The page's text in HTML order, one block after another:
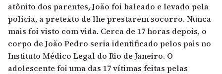
atônito dos parentes, João foi baleado e levado pela
polícia, a pretexto de lhe prestarem socorro. Nunca
mais foi visto com vida. Cerca de 17 horas depois, o
corpo de João Pedro seria identificado pelos pais no
Instituto Médico Legal do Rio de Janeiro. O
adolescente foi uma das 17 vítimas feitas pelas